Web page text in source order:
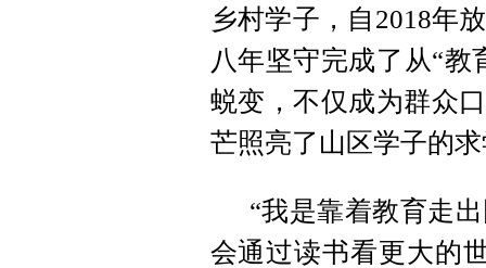
乡村学子，自2018年
八年坚守完成了从“教
蜕变，不仅成为群众
芒照亮了山区学子的
“我是靠着教育走
会通过读书看更大的